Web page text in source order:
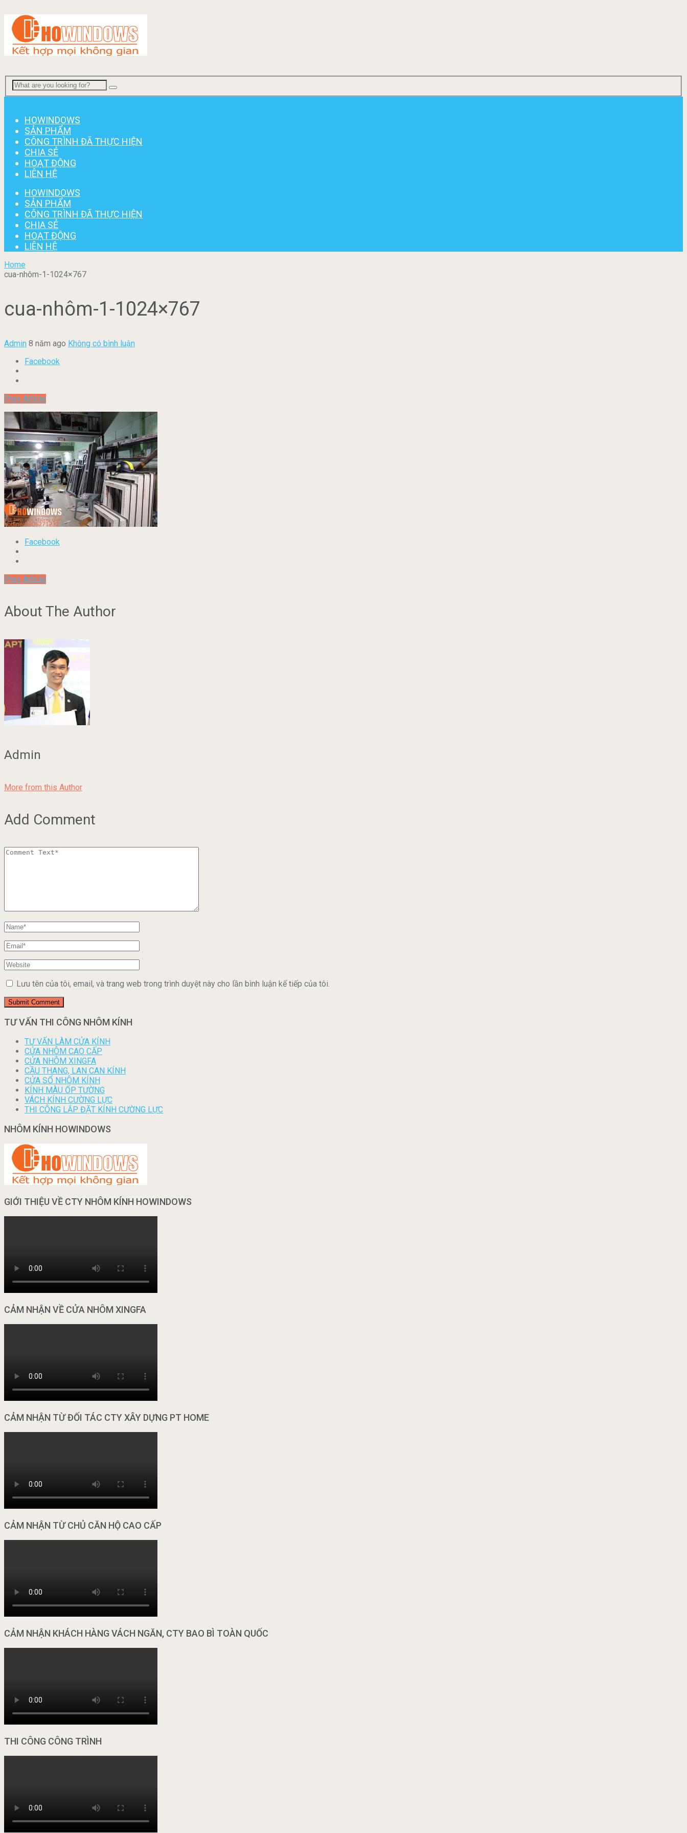
HOWINDOWS
SẢN PHẨM
CÔNG TRÌNH ĐÃ THỰC HIỆN
CHIA SẺ
HOẠT ĐỘNG
LIÊN HỆ
HOWINDOWS
SẢN PHẨM
CÔNG TRÌNH ĐÃ THỰC HIỆN
CHIA SẺ
HOẠT ĐỘNG
LIÊN HỆ
Home
cua-nhôm-1-1024×767
cua-nhôm-1-1024×767
Admin 8 năm ago Không có bình luận
Facebook
Prev Article
Facebook
Prev Article
About The Author
Admin
More from this Author
Add Comment
Lưu tên của tôi, email, và trang web trong trình duyệt này cho lần bình luận kế tiếp của tôi.
TƯ VẤN THI CÔNG NHÔM KÍNH
TƯ VẤN LÀM CỬA KÍNH
CỬA NHÔM CAO CẤP
CỬA NHÔM XINGFA
CẦU THANG, LAN CAN KÍNH
CỬA SỔ NHÔM KÍNH
KÍNH MÀU ỐP TƯỜNG
VÁCH KÍNH CƯỜNG LỰC
THI CÔNG LẮP ĐẶT KÍNH CƯỜNG LỰC
NHÔM KÍNH HOWINDOWS
GIỚI THIỆU VỀ CTY NHÔM KÍNH HOWINDOWS
CẢM NHẬN VỀ CỬA NHÔM XINGFA
CẢM NHẬN TỪ ĐỐI TÁC CTY XÂY DỰNG PT HOME
CẢM NHẬN TỪ CHỦ CĂN HỘ CAO CẤP
CẢM NHẬN KHÁCH HÀNG VÁCH NGĂN, CTY BAO BÌ TOÀN QUỐC
THI CÔNG CÔNG TRÌNH